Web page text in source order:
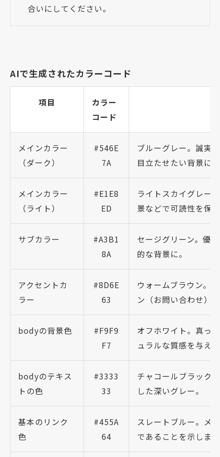
合いにしてください。
AIで生成されたカラーコード
項目
カラー
コード
メインカラー
（ダーク）
#546E
7A
ブルーグレー。誠実
目立たせたい背景に。
メインカラー
（ライト）
#E1E8
ED
ライトスカイグレー
景などで可読性を保
サブカラー
#A3B1
8A
セージグリーン。優
的な背景に。
アクセントカ
ラー
#8D6E
63
ウォームブラウン。
ン（お問い合わせ）
bodyの背景色
#F9F9
F7
オフホワイト。真っ
ュラルな質感を与え
bodyのテキス
トの色
#3333
33
チャコールブラック
した深いグレー。
基本のリンク
色
#455A
64
スレートブルー。メ
であることを示しま